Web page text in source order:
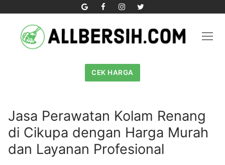
content
CEK HARGA
Jasa Perawatan Kolam Renang
di Cikupa dengan Harga Murah
dan Layanan Profesional